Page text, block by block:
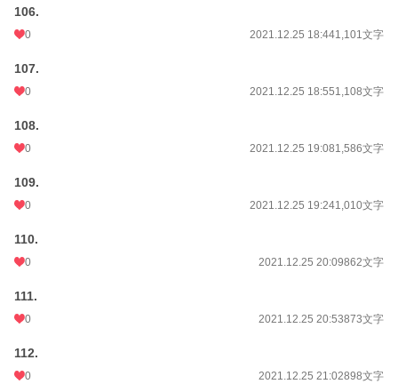
106.
0 2021.12.25 18:441,101文字
107.
0 2021.12.25 18:551,108文字
108.
0 2021.12.25 19:081,586文字
109.
0 2021.12.25 19:241,010文字
110.
0 2021.12.25 20:09862文字
111.
0 2021.12.25 20:53873文字
112.
0 2021.12.25 21:02898文字